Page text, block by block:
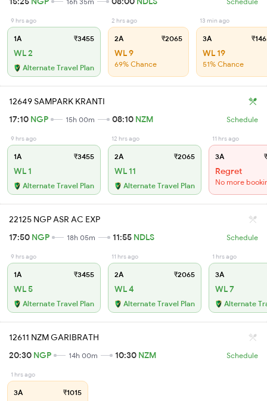
9 hrs ago
1A ₹3455
WL 2
Alternate Travel Plan
2 hrs ago
2A ₹2065
WL 9
69% Chance
13 min ago
3A
WL 19
51% Chance
12649 SAMPARK KRANTI
17:10 NGP 15h 00m 08:10 NZM Schedule
9 hrs ago
1A ₹3455
WL 1
Alternate Travel Plan
12 hrs ago
2A ₹2065
WL 11
Alternate Travel Plan
11 hrs ago
3A
Regret
No more
22125 NGP ASR AC EXP
17:50 NGP 18h 05m 11:55 NDLS Schedule
9 hrs ago
1A ₹3455
WL 5
Alternate Travel Plan
11 hrs ago
2A ₹2065
WL 4
Alternate Travel Plan
1 hrs ago
3A
WL 7
Alternate
12611 NZM GARIBRATH
20:30 NGP 14h 00m 10:30 NZM Schedule
1 hrs ago
3A ₹1015